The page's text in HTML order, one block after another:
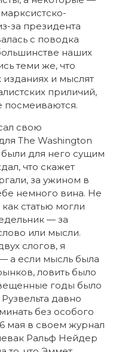
за президента
с поводка
наших
теми же, что
изданиях и мыслят
приличий,
посмеиваются.
свою
The Washington
для него сущим
что скажет
за ужином в
немного вина. Не
статью могли
— за
или мысли.
слогов, я
а если мысль была
ловить было
годы было
давно
без особого
мая в своем журнал
Ральф Нейдер